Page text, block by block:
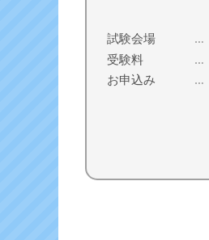
試験会場
受験料
お申込み